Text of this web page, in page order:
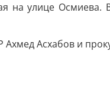
на улице Осмиева.
Ахмед Асхабов и